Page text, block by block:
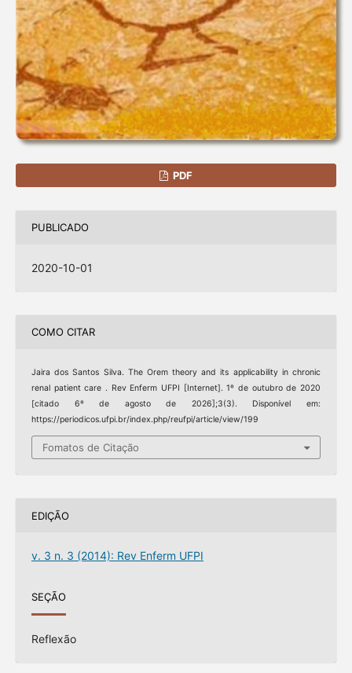
PDF
PUBLICADO
2020-10-01
COMO CITAR
Jaira dos Santos Silva. The Orem theory and its applicability in chronic
renal patient care . Rev Enferm UFPI [Internet]. 1º de outubro de 2020
[citado 6º de agosto de 2026];3(3). Disponível em:
https://periodicos.ufpi.br/index.php/reufpi/article/view/199
Fomatos de Citação
EDIÇÃO
v. 3 n. 3 (2014): Rev Enferm UFPI
SEÇÃO
Reflexão